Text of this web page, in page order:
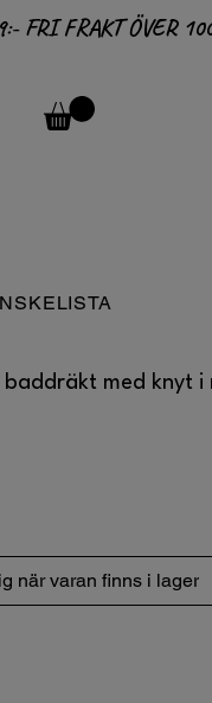
baddräkt med knyt i
när varan finns i lager